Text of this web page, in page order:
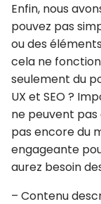
Enfin, nous
pouvez pas
ou des
cela ne
seulement du
UX et SEO ?
ne peuvent
pas encore du
engageante
aurez besoin
– Contenu